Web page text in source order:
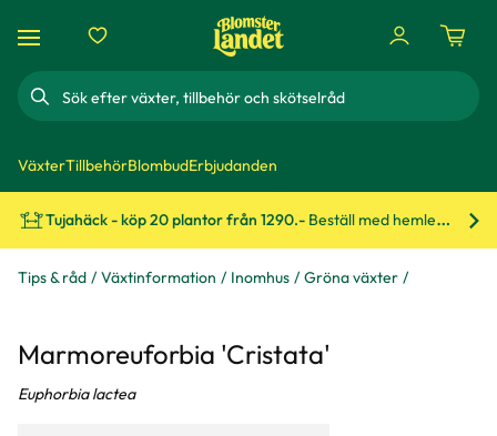
Sök
VäxterTillbehörBlombudErbjudanden
Tujahäck - köp 20 plantor från 1290.- Beställ med hemleverans!
Tips & råd Växtinformation Inomhus Gröna växter
Marmoreuforbia 'Cristata'
Euphorbia lactea